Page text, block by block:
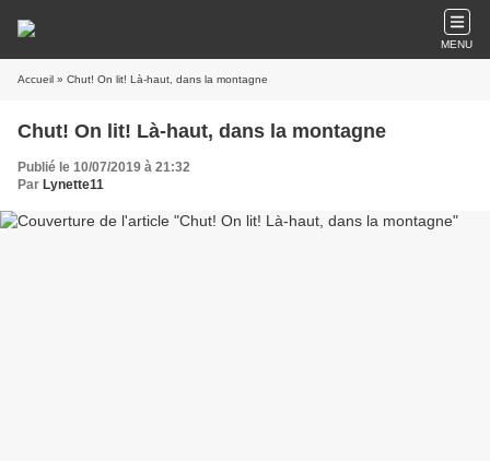
MENU
Accueil » Chut! On lit! Là-haut, dans la montagne
Chut! On lit! Là-haut, dans la montagne
Publié le 10/07/2019 à 21:32
Par Lynette11